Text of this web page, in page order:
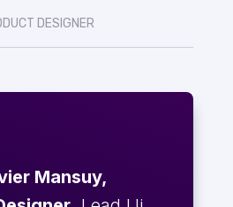
DESIGNER
Mansuy,